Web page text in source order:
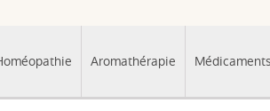
Aromathérapie Médicaments